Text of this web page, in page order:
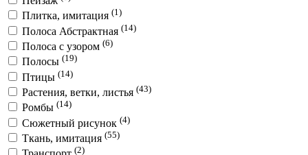
Плитка, имитация (1)
Полоса Абстрактная (14)
Полоса с узором (6)
Полосы (19)
Птицы (14)
Растения, ветки, листья (43)
Ромбы (14)
Сюжетный рисунок (4)
Ткань, имитация (55)
(2)